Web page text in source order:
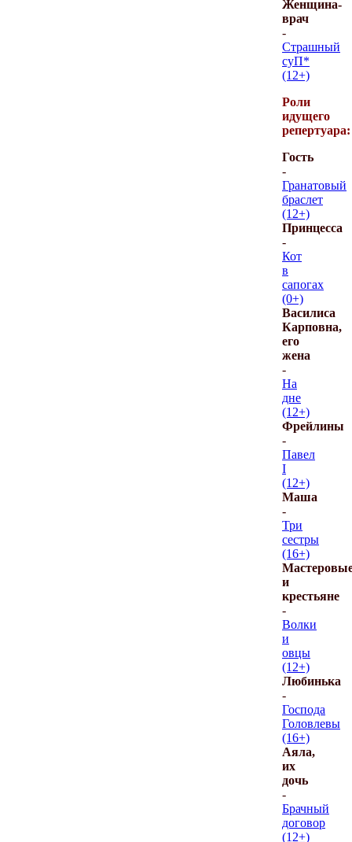
Женщина-
врач
-
Страшный
суП*
(12+)
Роли
идущего
репертуара:
Гость
-
Гранатовый
браслет
(12+)
Принцесса
-
Кот
в
сапогах
(0+)
Василиса
Карповна,
его
жена
-
На
дне
(12+)
Фрейлины
-
Павел
I
(12+)
Маша
-
Три
сестры
(16+)
и
крестьяне
-
Волки
и
овцы
(12+)
Любинька
-
Господа
Головлевы
(16+)
Аяла,
их
дочь
-
Брачный
договор
(12+)